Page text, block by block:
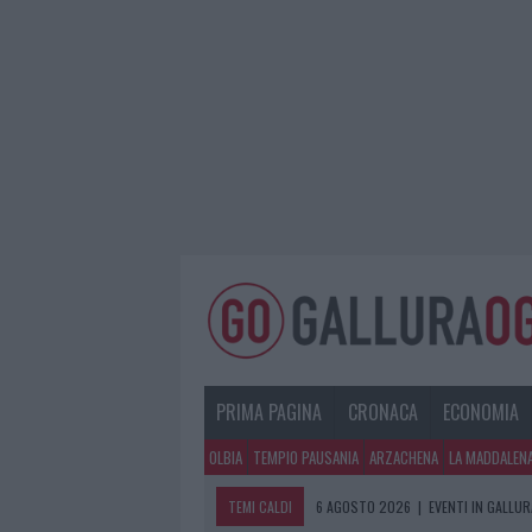
PRIMA PAGINA CRONACA ECONOMIA
OLBIA TEMPIO PAUSANIA ARZACHENA LA
TEMI CALDI 6 AGOSTO 2026 | EVENTI IN